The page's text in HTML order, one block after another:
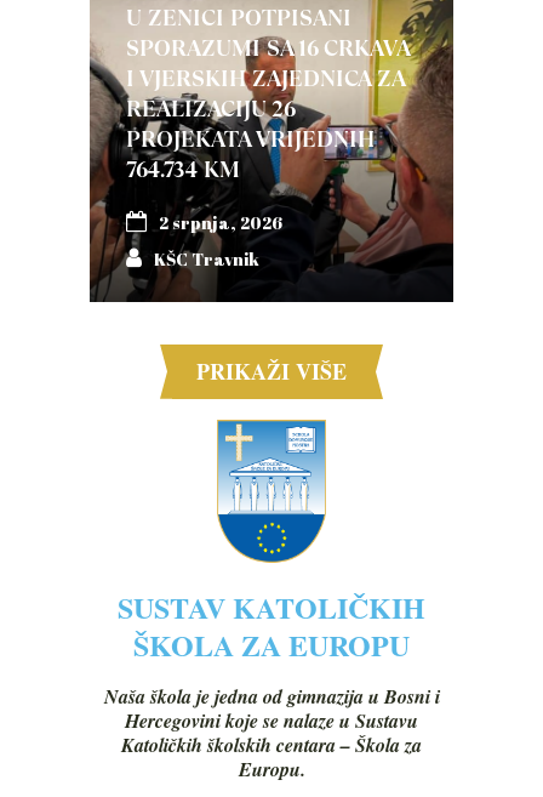
U ZENICI POTPISANI
SPORAZUMI SA 16 CRKAVA
I VJERSKIH ZAJEDNICA ZA
REALIZACIJU 26
PROJEKATA VRIJEDNIH
764.734 KM
2 srpnja, 2026
KŠC Travnik
PRIKAŽI VIŠE
SUSTAV KATOLIČKIH
ŠKOLA ZA EUROPU
Naša škola je jedna od gimnazija u Bosni i
Hercegovini koje se nalaze u Sustavu
Katoličkih školskih centara – Škola za
Europu.